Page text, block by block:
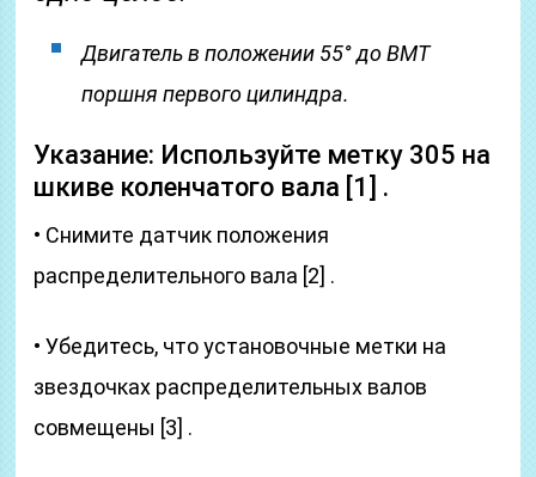
Двигатель в положении 55° до ВМТ
поршня первого цилиндра.
Указание: Используйте метку 305 на
шкиве коленчатого вала [1] .
• Снимите датчик положения
распределительного вала [2] .
• Убедитесь, что установочные метки на
звездочках распределительных валов
совмещены [3] .